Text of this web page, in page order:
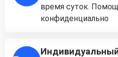
время суток.
конфиденциально